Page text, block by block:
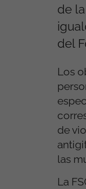
de
del
Los
de
las
La